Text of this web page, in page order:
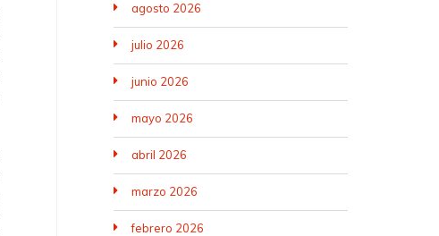
agosto 2026
julio 2026
junio 2026
mayo 2026
abril 2026
marzo 2026
febrero 2026